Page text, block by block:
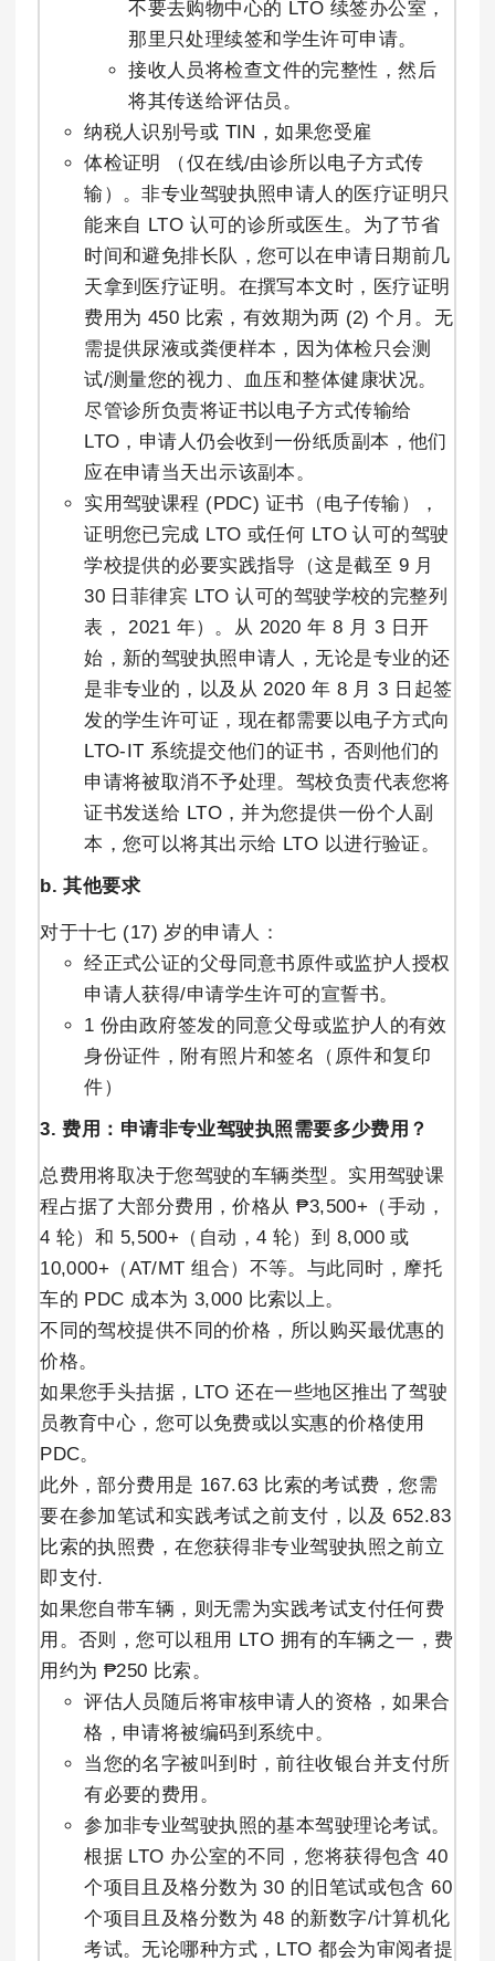
不要去购物中心的 LTO 续签办公室，
那里只处理续签和学生许可申请。
接收人员将检查文件的完整性，然后
将其传送给评估员。
纳税人识别号或 TIN，如果您受雇
体检证明 （仅在线/由诊所以电子方式传
输）。非专业驾驶执照申请人的医疗证明只
能来自 LTO 认可的诊所或医生。为了节省
时间和避免排长队，您可以在申请日期前几
天拿到医疗证明。在撰写本文时，医疗证明
费用为 450 比索，有效期为两 (2) 个月。无
需提供尿液或粪便样本，因为体检只会测
试/测量您的视力、血压和整体健康状况。
尽管诊所负责将证书以电子方式传输给
LTO，申请人仍会收到一份纸质副本，他们
应在申请当天出示该副本。
实用驾驶课程 (PDC) 证书（电子传输），
证明您已完成 LTO 或任何 LTO 认可的驾驶
学校提供的必要实践指导（这是截至 9 月
30 日菲律宾 LTO 认可的驾驶学校的完整列
表， 2021 年）。从 2020 年 8 月 3 日开
始，新的驾驶执照申请人，无论是专业的还
是非专业的，以及从 2020 年 8 月 3 日起签
发的学生许可证，现在都需要以电子方式向
LTO-IT 系统提交他们的证书，否则他们的
申请将被取消不予处理。驾校负责代表您将
证书发送给 LTO，并为您提供一份个人副
本，您可以将其出示给 LTO 以进行验证。
b. 其他要求
对于十七 (17) 岁的申请人：
经正式公证的父母同意书原件或监护人授权
申请人获得/申请学生许可的宣誓书。
1 份由政府签发的同意父母或监护人的有效
身份证件，附有照片和签名（原件和复印
件）
3. 费用：申请非专业驾驶执照需要多少费用？
总费用将取决于您驾驶的车辆类型。实用驾驶课
程占据了大部分费用，价格从 ₱3,500+（手动，
4 轮）和 5,500+（自动，4 轮）到 8,000 或
10,000+（AT/MT 组合）不等。与此同时，摩托
车的 PDC 成本为 3,000 比索以上。
不同的驾校提供不同的价格，所以购买最优惠的
价格。
如果您手头拮据，LTO 还在一些地区推出了驾驶
员教育中心，您可以免费或以实惠的价格使用
PDC。
此外，部分费用是 167.63 比索的考试费，您需
要在参加笔试和实践考试之前支付，以及 652.83
比索的执照费，在您获得非专业驾驶执照之前立
即支付.
如果您自带车辆，则无需为实践考试支付任何费
用。否则，您可以租用 LTO 拥有的车辆之一，费
用约为 ₱250 比索。
评估人员随后将审核申请人的资格，如果合
格，申请将被编码到系统中。
当您的名字被叫到时，前往收银台并支付所
有必要的费用。
参加非专业驾驶执照的基本驾驶理论考试。
根据 LTO 办公室的不同，您将获得包含 40
个项目且及格分数为 30 的旧笔试或包含 60
个项目且及格分数为 48 的新数字/计算机化
考试。无论哪种方式，LTO 都会为审阅者提